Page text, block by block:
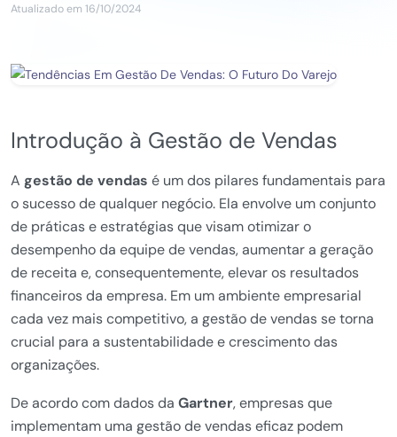
Atualizado em 16/10/2024
Introdução à Gestão de Vendas
A gestão de vendas é um dos pilares fundamentais para
o sucesso de qualquer negócio. Ela envolve um conjunto
de práticas e estratégias que visam otimizar o
desempenho da equipe de vendas, aumentar a geração
de receita e, consequentemente, elevar os resultados
financeiros da empresa. Em um ambiente empresarial
cada vez mais competitivo, a gestão de vendas se torna
crucial para a sustentabilidade e crescimento das
organizações.
De acordo com dados da Gartner, empresas que
implementam uma gestão de vendas eficaz podem